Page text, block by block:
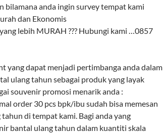
bilamana anda ingin survey tempat kami
dan Ekonomis
lebih MURAH ??? Hubungi kami …0857
yang dapat menjadi pertimbanga anda dalam
ulang tahun sebagai produk yang layak
souvenir promosi menarik anda :
order 30 pcs bpk/ibu sudah bisa memesan
di tempat kami. Bagi anda yang
bantal ulang tahun dalam kuantiti skala